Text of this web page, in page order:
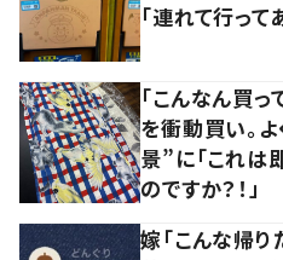
「連れて行って
「こんなん買
を衝動買い。
景”に「これは
のですか？！」
嫁「こんな帰り